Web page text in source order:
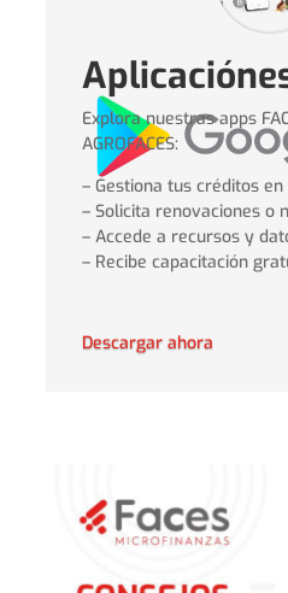
Explora nuestras apps
AGROFACES:
– Gestiona tus créditos
– Solicita renovaciones o
– Accede a recursos y
– Recibe capacitación
Descargar ahora